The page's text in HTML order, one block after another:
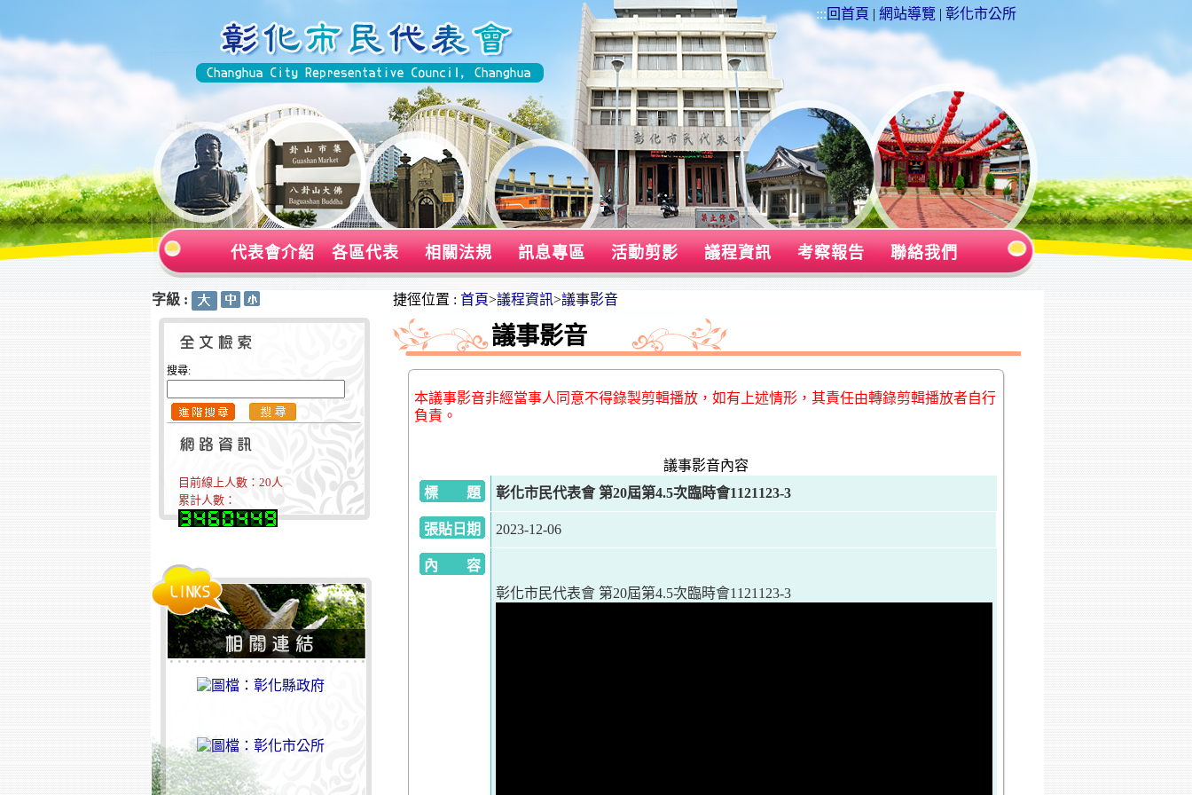
::: 回首頁 | 網站導覽 | 彰化市公所
代表會介紹 各區代表 相關法規 訊息專區 活動剪影 議程資訊 考察報告 聯絡我們
字級 :
搜尋:
目前線上人數： 20人
累計人數：
捷徑位置 : 首頁>議程資訊>議事影音
議事影音
本議事影音非經當事人同意不得錄製剪輯播放，如有上述情形，其責任由轉錄剪輯播放者自行
負責。
議事影音內容
標 題
彰化市民代表會 第20屆第4.5次臨時會1121123-3
張貼日期 2023-12-06
內 容
彰化市民代表會 第20屆第4.5次臨時會1121123-3